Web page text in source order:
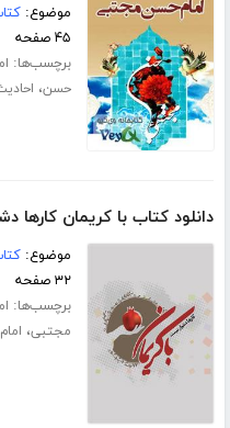
موضوع:
۴۵ صفحه
برچسب‌ها:
حسن،
دانلود کتاب با کریمان کارها
موضوع:
۳۲ صفحه
برچسب‌ها:
مجتبی،